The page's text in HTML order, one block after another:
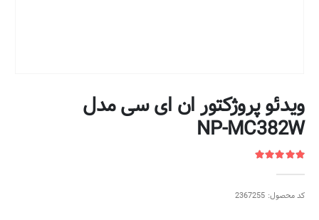
ویدئو پروژکتور ان ای سی مدل
NP-MC382W
کد محصول: 2367255